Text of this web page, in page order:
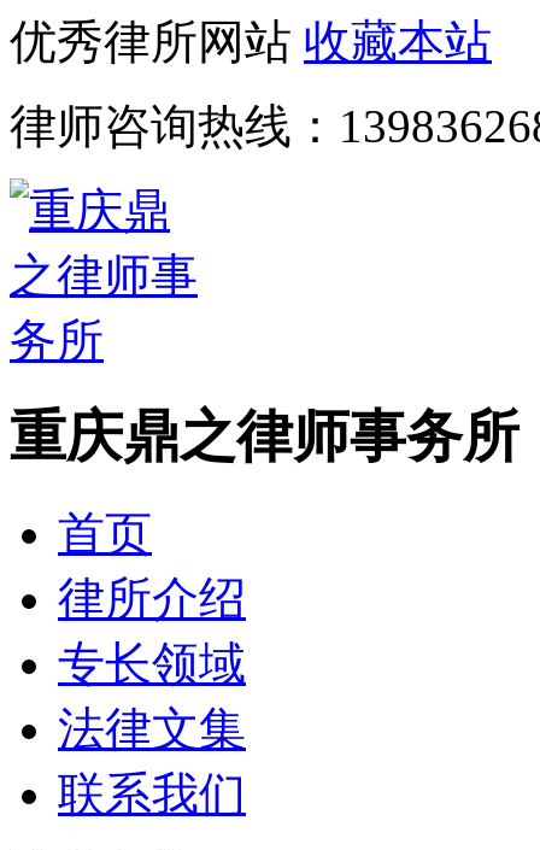
优秀律所网站 收藏本站
律师咨询热线：
重庆鼎之律师事务所
首页
律所介绍
专长领域
法律文集
联系我们